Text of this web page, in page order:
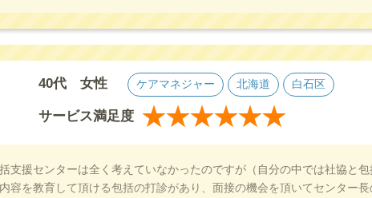
40代 女性 ケアマネジャー 北海道 白石区
サービス満足度 ★★★★★★
支援センターは全く考えていなかったのですが（自分の中では社協と
容を教育して頂ける包括の打診があり、面接の機会を頂いてセンター